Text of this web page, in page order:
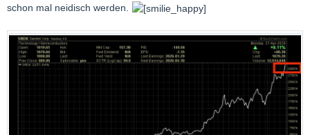
schon mal neidisch werden.